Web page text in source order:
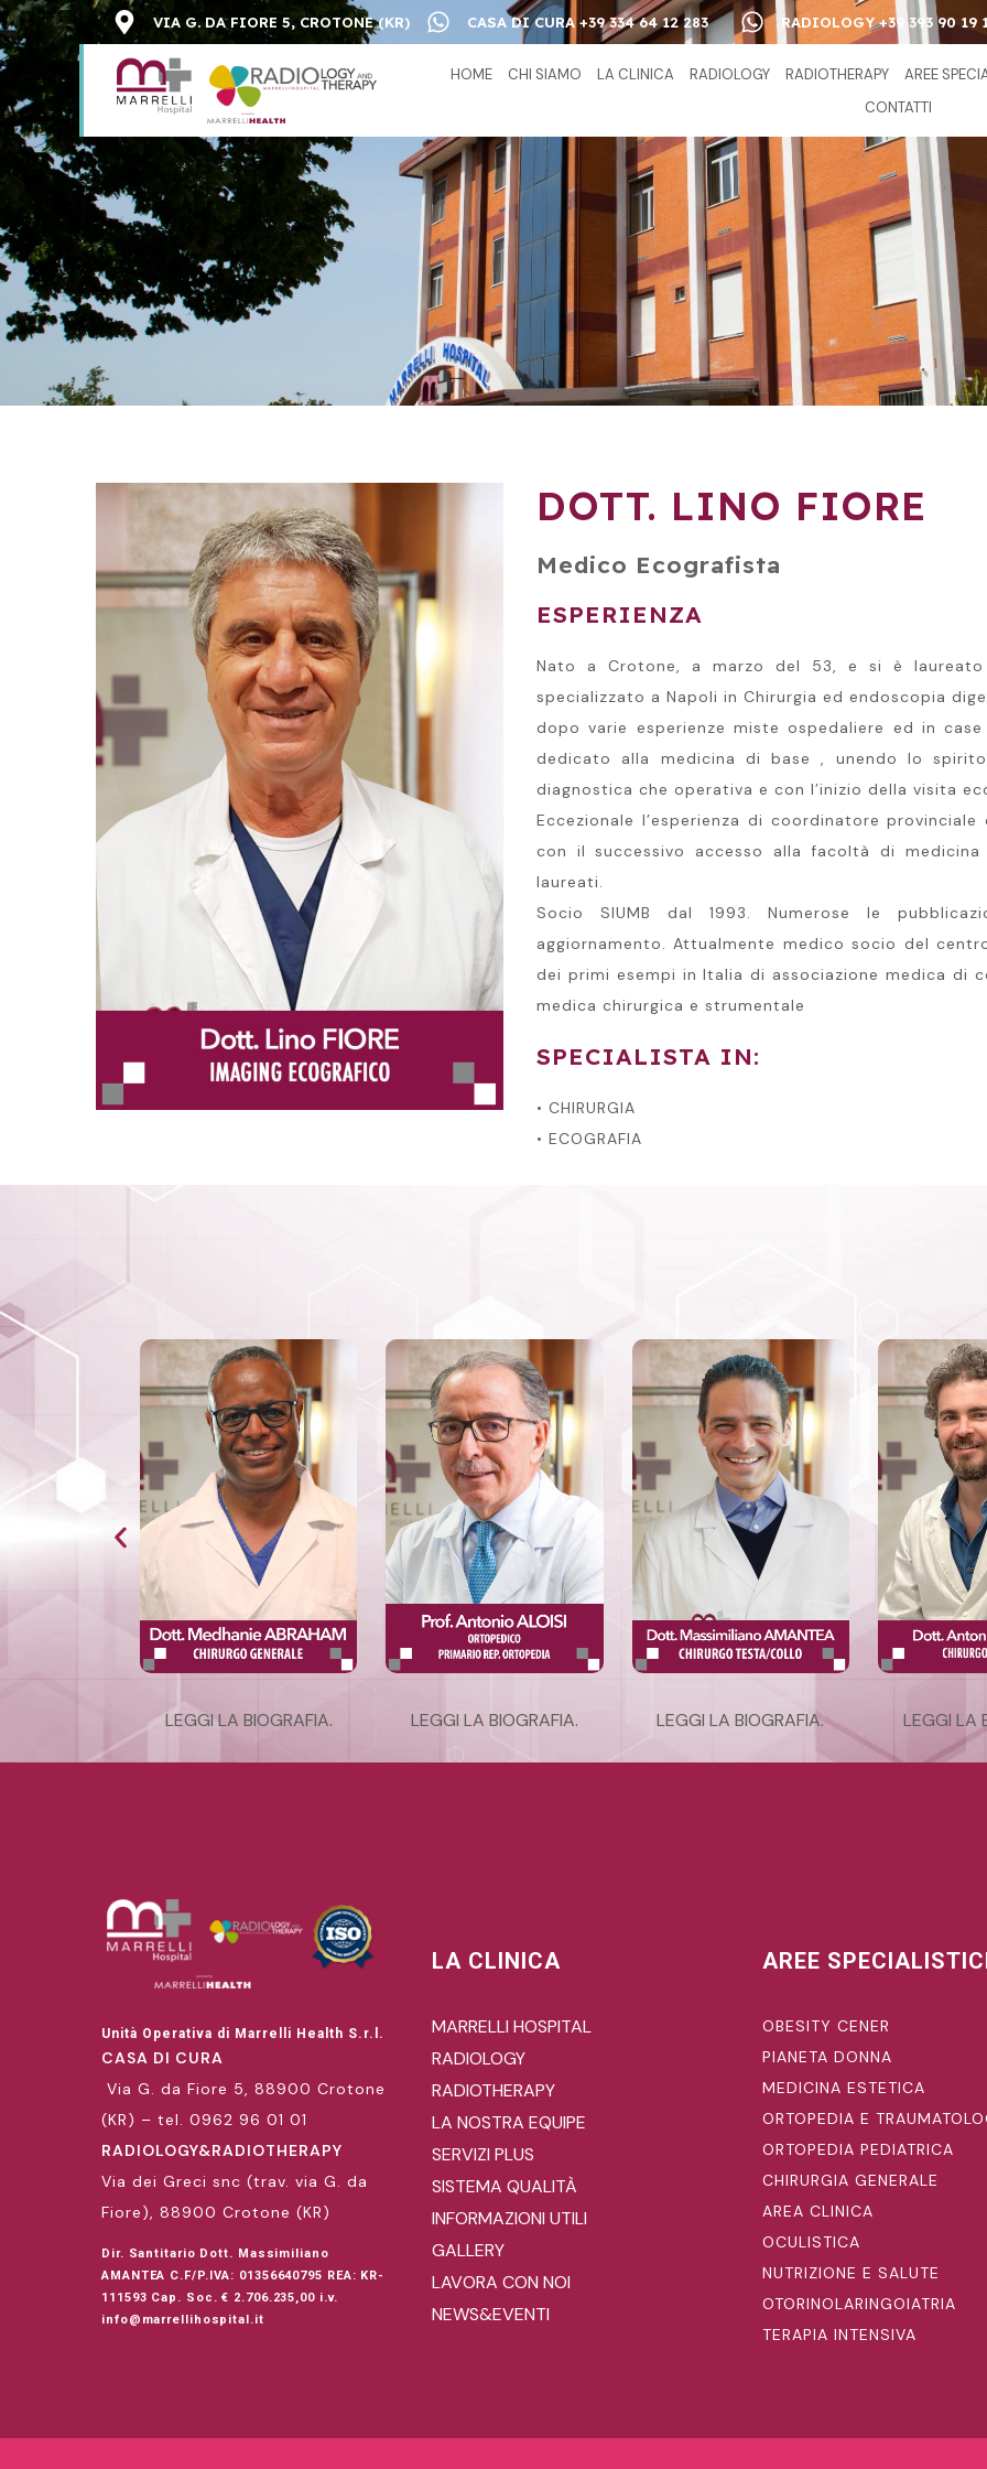
VIA G. DA FIORE 5, CROTONE (KR) CASA DI CURA +39 334 64 12 283 RADIOLOGY +39 393 90 19
HOME CHI SIAMO LA CLINICA RADIOLOGY RADIOTHERAPY AREE
CONTATTI
DOTT. LINO FIORE
Medico Ecografista
ESPERIENZA
Nato a Crotone, a marzo del 53, e si è
specializzato a Napoli in Chirurgia ed endoscopia
dopo varie esperienze miste ospedaliere ed in
dedicato alla medicina di base , unendo lo
diagnostica che operativa e con l’inizio della visita
Eccezionale l’esperienza di coordinatore
con il successivo accesso alla facoltà di
laureati.
Socio SIUMB dal 1993. Numerose le
aggiornamento. Attualmente medico socio del
dei primi esempi in Italia di associazione medica di
medica chirurgica e strumentale
SPECIALISTA IN:
• CHIRURGIA
• ECOGRAFIA
LEGGI LA BIOGRAFIA. LEGGI LA BIOGRAFIA. LEGGI LA BIOGRAFIA. LEGGI LA
Unità Operativa di Marrelli Health S.r.l.
CASA DI CURA
Via G. da Fiore 5, 88900 Crotone
(KR) – tel. 0962 96 01 01
RADIOLOGY&RADIOTHERAPY
Via dei Greci snc (trav. via G. da
Fiore), 88900 Crotone (KR)
Dir. Santitario Dott. Massimiliano
AMANTEA C.F/P.IVA: 01356640795 REA: KR-
111593 Cap. Soc. € 2.706.235,00 i.v.
info@marrellihospital.it
LA CLINICA
MARRELLI HOSPITAL
RADIOLOGY
RADIOTHERAPY
LA NOSTRA EQUIPE
SERVIZI PLUS
SISTEMA QUALITÀ
INFORMAZIONI UTILI
GALLERY
LAVORA CON NOI
NEWS&EVENTI
AREE
OBESITY CENER
PIANETA DONNA
MEDICINA ESTETICA
ORTOPEDIA E
ORTOPEDIA PEDIATRICA
CHIRURGIA GENERALE
AREA CLINICA
OCULISTICA
NUTRIZIONE E SALUTE
OTORINOLARINGOIATRIA
TERAPIA INTENSIVA